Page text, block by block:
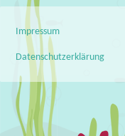
Impressum
Datenschutzerklärung